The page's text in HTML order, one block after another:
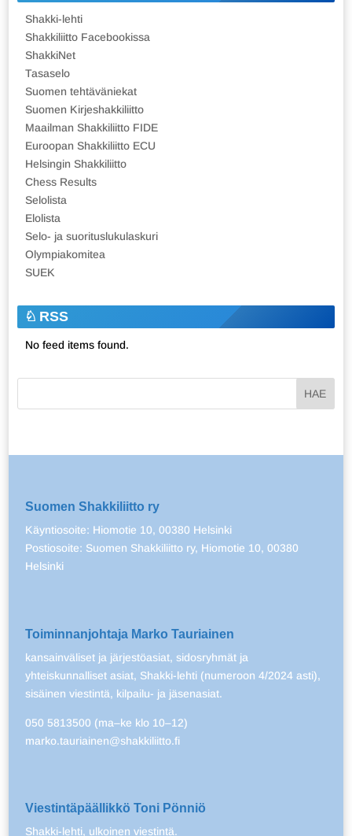
Shakki-lehti
Shakkiliitto Facebookissa
ShakkiNet
Tasaselo
Suomen tehtäväniekat
Suomen Kirjeshakkiliitto
Maailman Shakkiliitto FIDE
Euroopan Shakkiliitto ECU
Helsingin Shakkiliitto
Chess Results
Selolista
Elolista
Selo- ja suorituslukulaskuri
Olympiakomitea
SUEK
RSS
No feed items found.
Suomen Shakkiliitto ry
Käyntiosoite: Hiomotie 10, 00380 Helsinki
Postiosoite: Suomen Shakkiliitto ry, Hiomotie 10, 00380
Helsinki
Toiminnanjohtaja Marko Tauriainen
kansainväliset ja järjestöasiat, sidosryhmät ja
yhteiskunnalliset asiat, Shakki-lehti (numeroon 4/2024 asti),
sisäinen viestintä, kilpailu- ja jäsenasiat.
050 5813500 (ma–ke klo 10–12)
marko.tauriainen@shakkiliitto.fi
Viestintäpäällikkö Toni Pönniö
Shakki-lehti, ulkoinen viestintä.